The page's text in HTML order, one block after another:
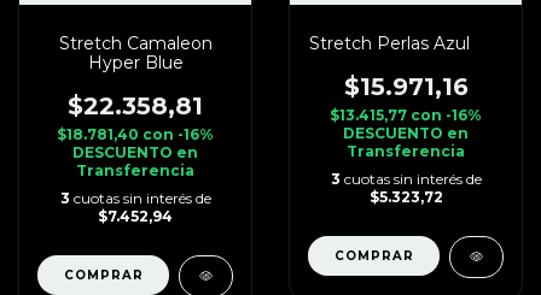
Stretch Camaleon
Hyper Blue
$22.358,81
$18.781,40 con -16%
DESCUENTO en
Transferencia
3 cuotas sin interés de
$7.452,94
Stretch Perlas Azul
$15.971,16
$13.415,77 con -16%
DESCUENTO en
Transferencia
3 cuotas sin interés de
$5.323,72